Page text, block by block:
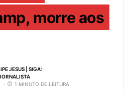
morre aos
JESUS | SIGA:
1 MINUTO DE LEITURA